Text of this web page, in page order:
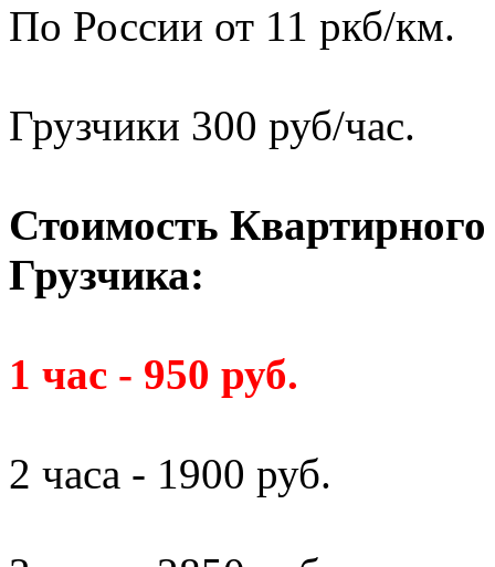
По России от 11 ркб/км.
Грузчики 300 руб/час.
Стоимость Квартирного
Грузчика:
1 час - 950 руб.
2 часа - 1900 руб.